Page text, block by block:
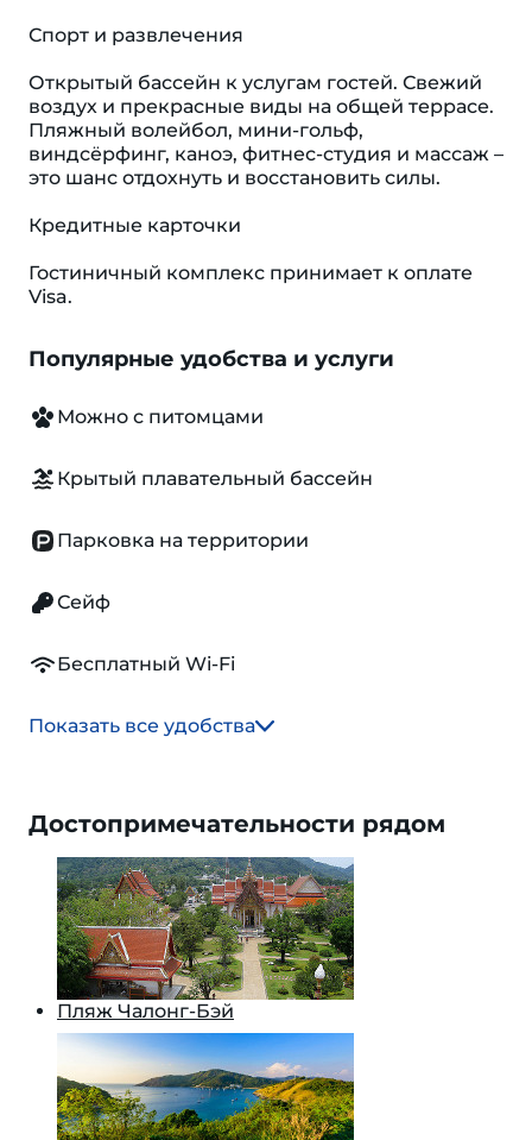
Спорт и развлечения
Открытый бассейн к услугам гостей. Свежий
воздух и прекрасные виды на общей террасе.
Пляжный волейбол, мини-гольф,
виндсёрфинг, каноэ, фитнес-студия и массаж –
это шанс отдохнуть и восстановить силы.
Кредитные карточки
Гостиничный комплекс принимает к оплате
Visa.
Популярные удобства и услуги
Можно с питомцами
Крытый плавательный бассейн
Парковка на территории
Сейф
Бесплатный Wi-Fi
Показать все удобства
Достопримечательности рядом
Пляж Чалонг-Бэй